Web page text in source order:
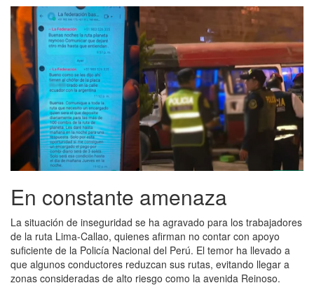
En constante amenaza
La situación de inseguridad se ha agravado para los trabajadores
de la ruta Lima-Callao, quienes afirman no contar con apoyo
suficiente de la Policía Nacional del Perú. El temor ha llevado a
que algunos conductores reduzcan sus rutas, evitando llegar a
zonas consideradas de alto riesgo como la avenida Reinoso.